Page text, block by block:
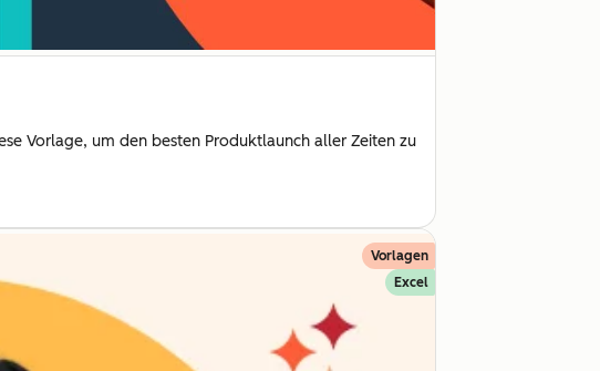
Vorlage, um den besten Produktlaunch aller Zeiten zu
Vorlagen
Excel